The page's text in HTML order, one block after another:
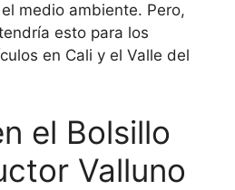
medio ambiente. Pero,
esto para los
en Cali y el Valle del
el Bolsillo
Valluno